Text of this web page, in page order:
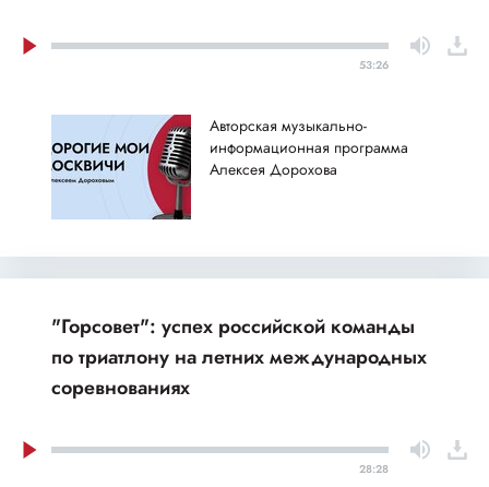
53:26
Авторская музыкально-
информационная программа
Алексея Дорохова
"Горсовет": успех российской команды
по триатлону на летних международных
соревнованиях
28:28